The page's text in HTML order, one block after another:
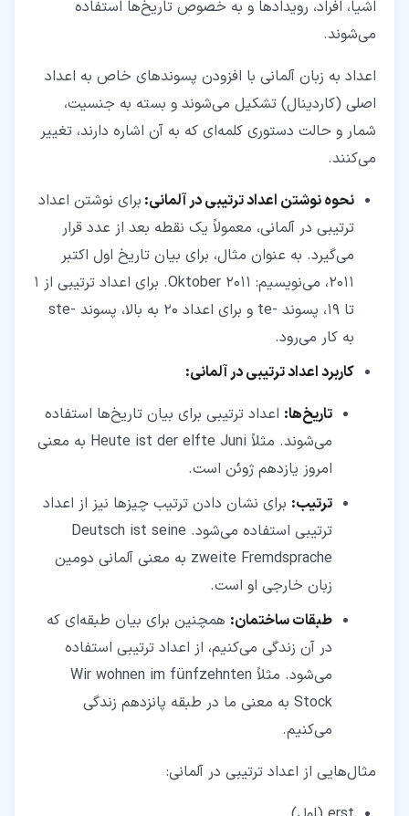
اشیا، افراد، رویدادها و به خصوص تاریخ‌ها استفاده
می‌شوند.
اعداد به زبان آلمانی با افزودن پسوندهای خاص به اعداد
اصلی (کاردینال) تشکیل می‌شوند و بسته به جنسیت،
شمار و حالت دستوری کلمه‌ای که به آن اشاره دارند، تغییر
می‌کنند.
نحوه نوشتن اعداد ترتیبی در آلمانی: برای نوشتن اعداد
ترتیبی در آلمانی، معمولاً یک نقطه بعد از عدد قرار
می‌گیرد. به عنوان مثال، برای بیان تاریخ اول اکتبر
2011، می‌نویسیم: Oktober 2011. برای اعداد ترتیبی از 1
تا 19، پسوند -te و برای اعداد 20 به بالا، پسوند -ste
به کار می‌رود.
کاربرد اعداد ترتیبی در آلمانی:
تاریخ‌ها: اعداد ترتیبی برای بیان تاریخ‌ها استفاده
می‌شوند. مثلاً Heute ist der elfte Juni به معنی
امروز یازدهم ژوئن است.
ترتیب: برای نشان دادن ترتیب چیزها نیز از اعداد
ترتیبی استفاده می‌شود. Deutsch ist seine
zweite Fremdsprache به معنی آلمانی دومین
زبان خارجی او است.
طبقات ساختمان: همچنین برای بیان طبقه‌ای که
در آن زندگی می‌کنیم، از اعداد ترتیبی استفاده
می‌شود. مثلاً Wir wohnen im fünfzehnten
Stock به معنی ما در طبقه پانزدهم زندگی
می‌کنیم.
مثال‌هایی از اعداد ترتیبی در آلمانی: